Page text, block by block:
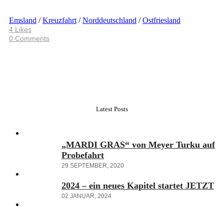
Emsland /Kreuzfahrt /Norddeutschland /Ostfriesland
4 Likes
0 Comments
Latest Posts
„MARDI GRAS“ von Meyer Turku auf
Probefahrt
29 SEPTEMBER, 2020
2024 – ein neues Kapitel startet JETZT
02 JANUAR, 2024